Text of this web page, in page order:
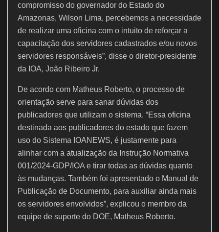
compromisso do governador do Estado do
Amazonas, Wilson Lima, percebemos a necessidade
de realizar uma oficina com o intuito de reforçar a
capacitação dos servidores cadastrados e/ou novos
servidores responsáveis”, disse o diretor-presidente
da IOA, João Ribeiro Jr.
De acordo com Matheus Roberto, o processo de
orientação serve para sanar dúvidas dos
publicadores que utilizam o sistema. “Essa oficina
destinada aos publicadores do estado que fazem
uso do Sistema IOANEWS, é justamente para
alinhar com a atualização da Instrução Normativa
001/2024-GDP/IOA e tirar todas as dúvidas quanto
às mudanças. Também foi apresentado o Manual de
Publicação de Documento, para auxiliar ainda mais
os servidores envolvidos”, explicou o membro da
equipe de suporte do DOE, Matheus Roberto.